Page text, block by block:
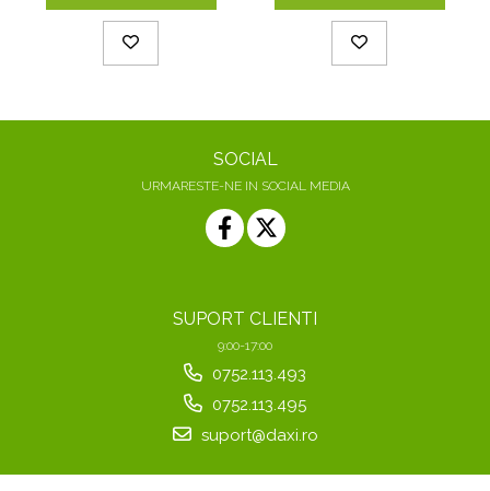
PENTRU CURĂȚENIE
UNIVERSALĂ, 1L
SOCIAL
URMARESTE-NE IN SOCIAL MEDIA
SUPORT CLIENTI
9:00-17:00
0752.113.493
0752.113.495
suport@daxi.ro